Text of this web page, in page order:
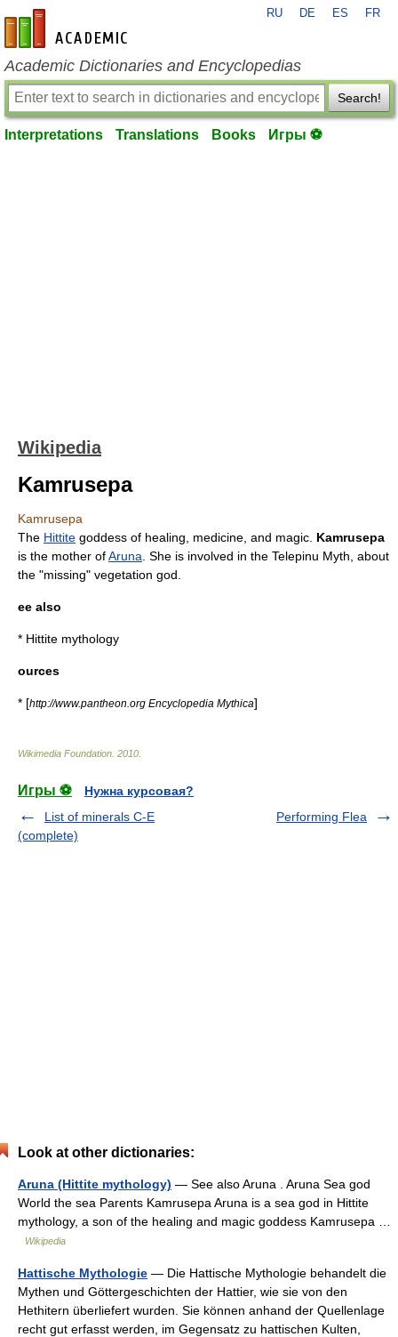
en-academic.com
RU DE ES FR
Academic Dictionaries and Encyclopedias
Search!
Interpretations Translations Books Игры ⚽
Wikipedia
Kamrusepa
Kamrusepa
The Hittite goddess of healing, medicine , and magic. Kamrusepa
is the mother ofAruna . She is involved in the Telepinu Myth , about
the "missing" vegetation god.
ee also
* Hittite mythology
ources
* [http://www.pantheon.org Encyclopedia Mythica]
Wikimedia Foundation 2010
Игры ⚽
Нужна курсовая?
List of minerals C-E
(complete)
Performing Flea
Look at other dictionaries:
Aruna (Hittite mythology) — See also Aruna . Aruna Sea god
World the sea Parents Kamrusepa Aruna is a sea god in Hittite
mythology, a son of the healing and magic goddess Kamrusepa …
Wikipedia
Hattische Mythologie — Die Hattische Mythologie behandelt die
Mythen und Göttergeschichten der Hattier, wie sie von den
Hethitern überliefert wurden. Sie können anhand der Quellenlage
recht gut erfasst werden, im Gegensatz zu hattischen Kulten,